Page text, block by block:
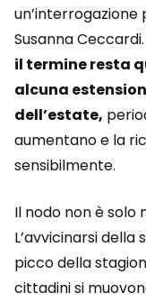
Susanna Ceccardi.
il termine resta
alcuna
dell’estate,
aumentano e la
sensibilmente.
Il nodo non è
L’avvicinarsi
picco della
cittadini si